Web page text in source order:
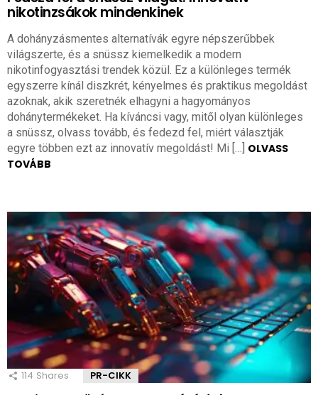
nikotinzsákok mindenkinek
A dohányzásmentes alternatívák egyre népszerűbbek
világszerte, és a snüssz kiemelkedik a modern
nikotinfogyasztási trendek közül. Ez a különleges termék
egyszerre kínál diszkrét, kényelmes és praktikus megoldást
azoknak, akik szeretnék elhagyni a hagyományos
dohánytermékeket. Ha kíváncsi vagy, mitől olyan különleges
a snüssz, olvass tovább, és fedezd fel, miért választják
egyre többen ezt az innovatív megoldást! Mi […] OLVASS
TOVÁBB
114 Shares PR-CIKK